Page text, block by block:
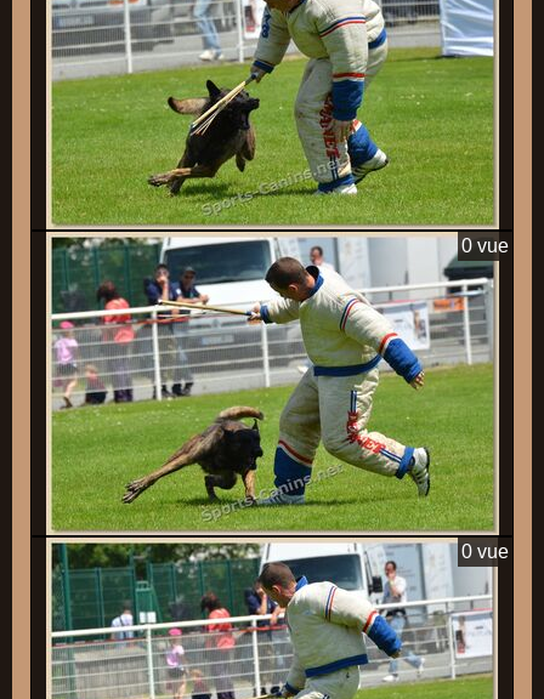
0 vue
0 vue